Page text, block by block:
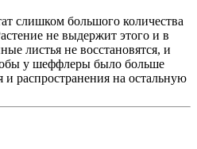
слишком большого количества
не выдержит этого и в
листья не восстановятся, и
у шеффлеры было больше
и распространения на остальную